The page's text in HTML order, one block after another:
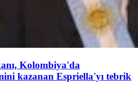
Kolombiya'da
kazanan Espriella'yı tebrik